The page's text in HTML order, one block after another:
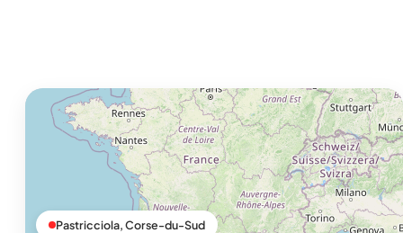
Pastricciola, Corse-du-Sud